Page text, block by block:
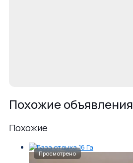
Похожие объявления
Похожие